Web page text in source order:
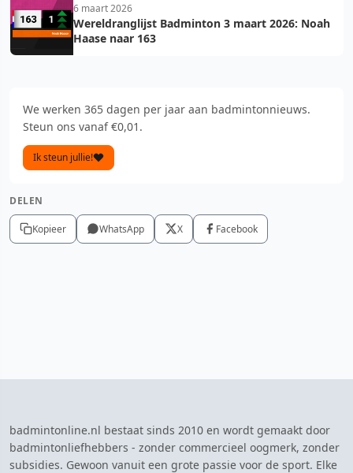
6 maart 2026
Wereldranglijst Badminton 3 maart 2026: Noah
Haase naar 163
We werken 365 dagen per jaar aan badmintonnieuws.
Steun ons vanaf €0,01.
Ik steun jullie!
DELEN
Kopieer WhatsApp X Facebook
badmintonline.nl bestaat sinds 2010 en wordt gemaakt door
badmintonliefhebbers - zonder commercieel oogmerk, zonder
subsidies. Gewoon vanuit een grote passie voor de sport. Elke